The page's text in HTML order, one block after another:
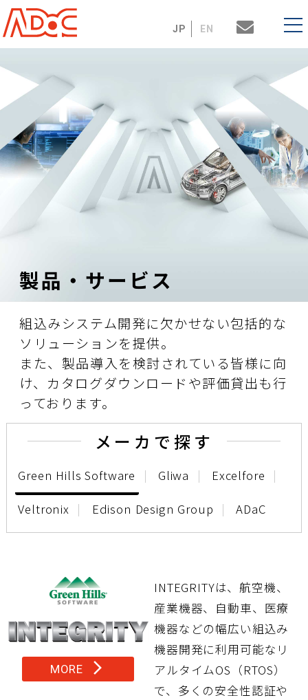
JP EN
製品・サービス
組込みシステム開発に欠かせない包括的な
ソリューションを提供。
また、製品導入を検討されている皆様に向
け、カタログダウンロードや評価貸出も行
っております。
メーカで探す
Green Hills Software Gliwa Excelfore
Veltronix Edison Design Group ADaC
MORE arrow_forward_ios
INTEGRITYは、航空機、
産業機器、自動車、医療
機器などの幅広い組込み
機器開発に利用可能なリ
アルタイムOS（RTOS）
で、多くの安全性認証や